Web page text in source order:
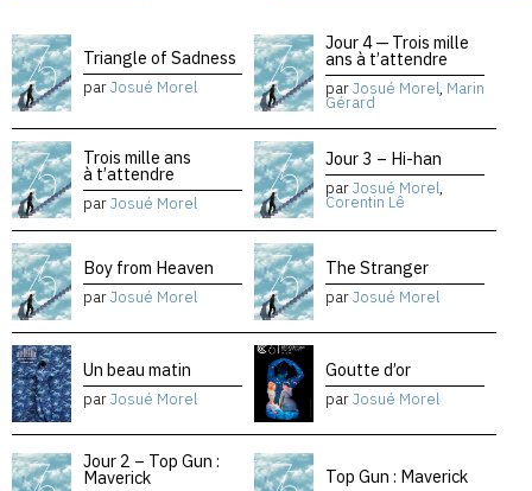
Triangle of Sadness
parJosué Morel
Jour 4 — Trois mille
ans à t’attendre
parJosué Morel, Marin
Gérard
Trois mille ans
à t’attendre
parJosué Morel
Jour 3 – Hi-han
parJosué Morel,
Corentin Lê
Boy from Heaven
parJosué Morel
The Stranger
parJosué Morel
Un beau matin
parJosué Morel
Goutte d’or
parJosué Morel
Jour 2 – Top Gun :
Maverick Top Gun : Maverick